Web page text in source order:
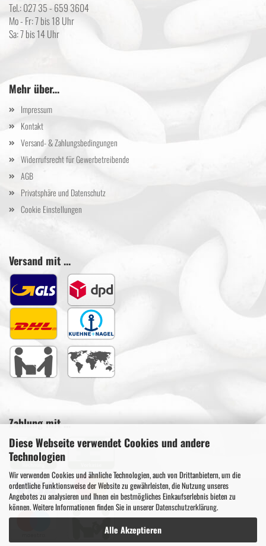
Diese Webseite verwendet Cookies und andere
Technologien
Wir verwenden Cookies und ähnliche Technologien, auch von Drittanbietern, um die
ordentliche Funktionsweise der Website zu gewährleisten, die Nutzung unseres
Angebotes zu analysieren und Ihnen ein bestmögliches Einkaufserlebnis bieten zu
können. Weitere Informationen finden Sie in unsererDatenschutzerklärung.
Alle Akzeptieren
Tel.: 027 35 - 659 3604
Mo - Fr: 7 bis 18 Uhr
Sa: 7 bis 14 Uhr
Mehr über...
Impressum
Kontakt
Versand- & Zahlungsbedingungen
Widerrufsrecht für Gewerbetreibende
AGB
Privatsphäre und Datenschutz
Cookie Einstellungen
Versand mit ...
Zahlung mit ...